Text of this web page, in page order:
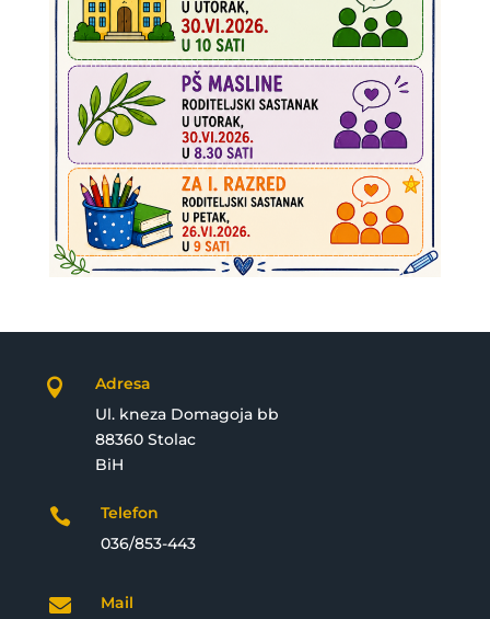

Adresa
Ul. kneza Domagoja bb
88360 Stolac
BiH

Telefon
036/853-443

Mail